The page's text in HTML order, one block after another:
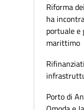
Riforma
ha
portuale e
marittimo
Porto di